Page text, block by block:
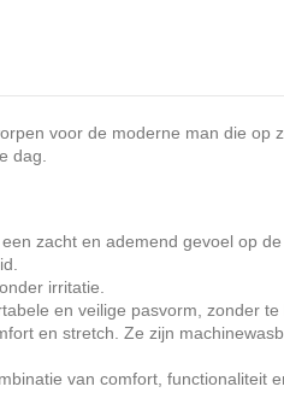
voor de moderne man die op
dag.
zacht en ademend gevoel op
irritatie.
en veilige pasvorm, zonder te
en stretch. Ze zijn
van comfort, functionaliteit